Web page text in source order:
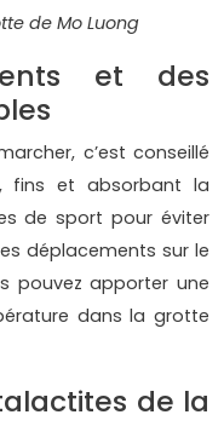
de Mo Luong
et des
c’est conseillé
fins et absorbant la
de sport pour éviter
déplacements sur le
pouvez apporter une
dans la grotte
de la